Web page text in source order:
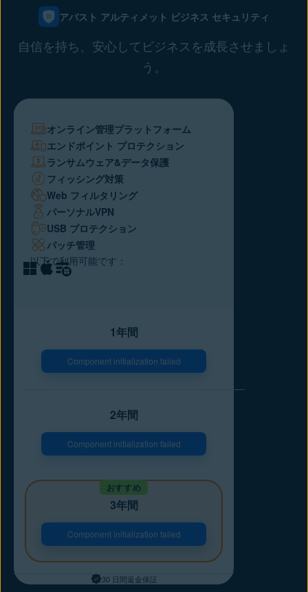
アバスト アルティメット ビジネス セキュリティ
自信を持ち、安心してビジネスを成長させましょ
う。
オンライン管理プラットフォーム
エンドポイント プロテクション
ランサムウェア&データ保護
フィッシング対策
Web フィルタリング
パーソナルVPN
USB プロテクション
パッチ管理
以下で利用可能です：
1年間
Component initialization failed
2年間
Component initialization failed
おすすめ
3年間
Component initialization failed
30 日間返金保証